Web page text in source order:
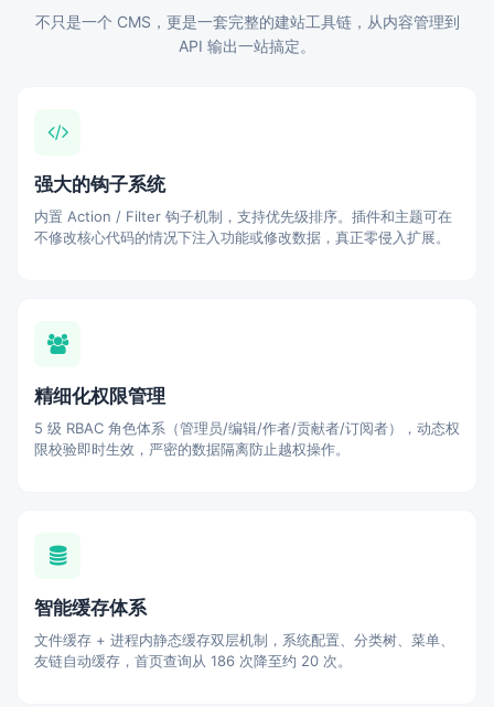
不只是一个 CMS，更是一套完整的建站工具链，从内容管理到
API 输出一站搞定。
强大的钩子系统
内置 Action / Filter 钩子机制，支持优先级排序。插件和主题可在
不修改核心代码的情况下注入功能或修改数据，真正零侵入扩展。
精细化权限管理
5 级 RBAC 角色体系（管理员/编辑/作者/贡献者/订阅者），动态权
限校验即时生效，严密的数据隔离防止越权操作。
智能缓存体系
文件缓存 + 进程内静态缓存双层机制，系统配置、分类树、菜单、
友链自动缓存，首页查询从 186 次降至约 20 次。